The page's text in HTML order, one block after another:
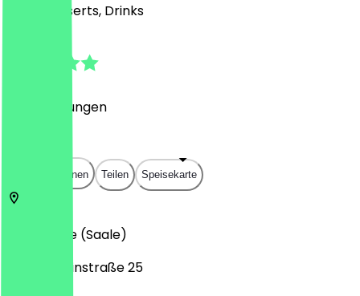
Café, Desserts, Drinks
Bewertungen
In App öffnen Teilen Speisekarte
Halle (Saale)
Große Steinstraße 25